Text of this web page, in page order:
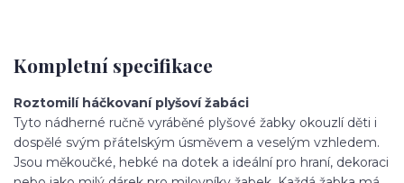
Kompletní specifikace
Roztomilí háčkovaní plyšoví žabáci
Tyto nádherné ručně vyráběné plyšové žabky okouzlí děti i
dospělé svým přátelským úsměvem a veselým vzhledem.
Jsou měkoučké, hebké na dotek a ideální pro hraní, dekoraci